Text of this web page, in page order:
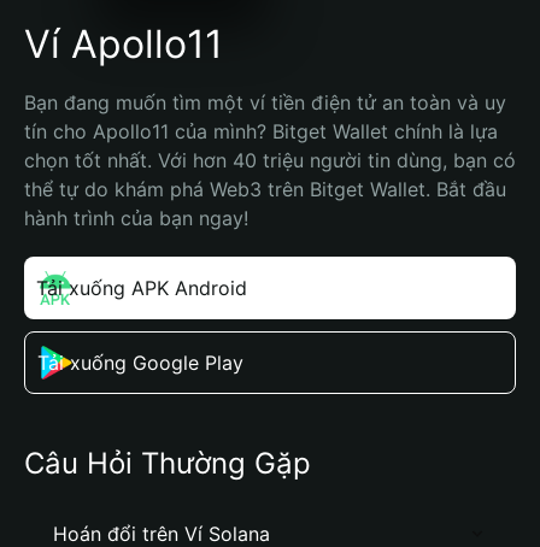
Ví Apollo11
Bạn đang muốn tìm một ví tiền điện tử an toàn và uy
tín cho Apollo11 của mình? Bitget Wallet chính là lựa
chọn tốt nhất. Với hơn 40 triệu người tin dùng, bạn có
thể tự do khám phá Web3 trên Bitget Wallet. Bắt đầu
hành trình của bạn ngay!
Tải xuống APK Android
Tải xuống Google Play
Câu Hỏi Thường Gặp
Hoán đổi trên Ví Solana